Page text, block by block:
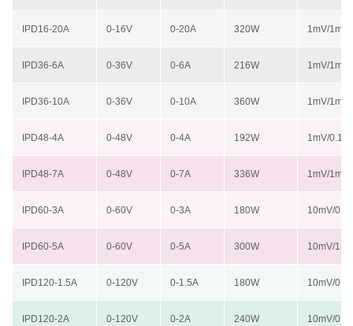
IPD16-20A 0-16V 0-20A 320W 1mV/1mA
IPD36-6A 0-36V 0-6A 216W 1mV/1mA
IPD36-10A 0-36V 0-10A 360W 1mV/1mA
IPD48-4A 0-48V 0-4A 192W 1mV/
IPD48-7A 0-48V 0-7A 336W 1mV/1mA
IPD60-3A 0-60V 0-3A 180W 10mV/
IPD60-5A 0-60V 0-5A 300W 10mV/
IPD120-1.5A 0-120V 0-1.5A 180W 10mV/
IPD120-2A 0-120V 0-2A 240W 10mV/